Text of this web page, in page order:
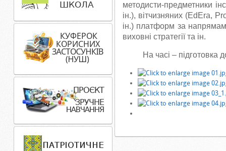
методисти-предметники
ін.), вітчизняних (EdEra,
ін.) платформ за
виховні стратегії та ін.
На часі – підготовка до